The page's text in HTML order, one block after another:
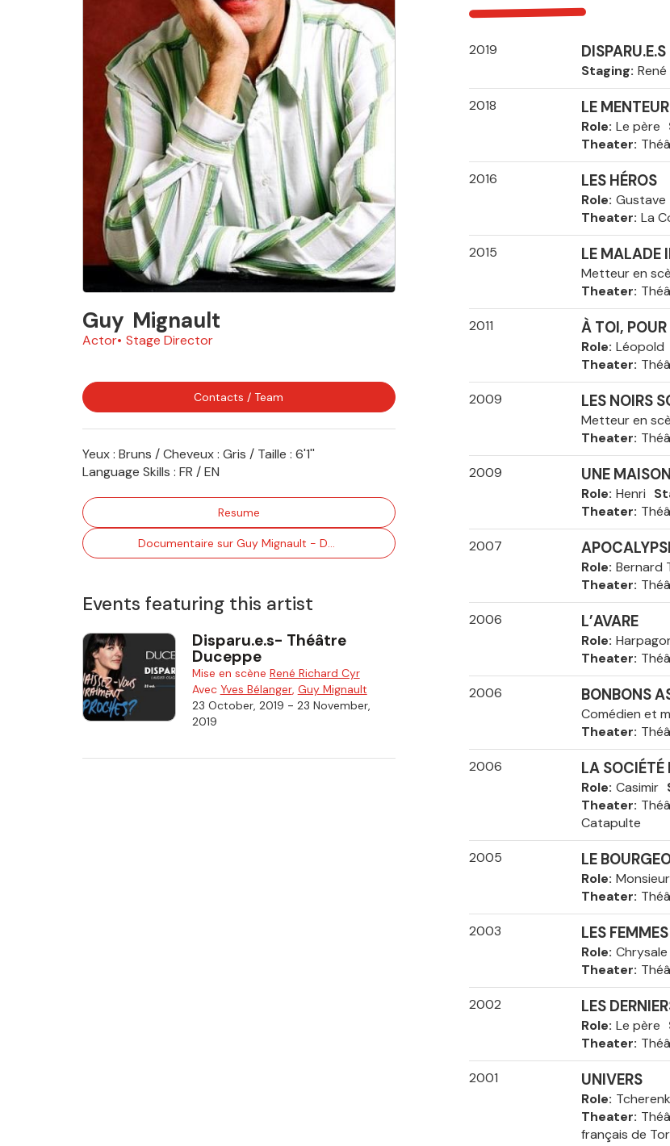
Guy Mignault
Actor Stage Director
Contacts / Team
Yeux : Bruns / Cheveux : Gris / Taille : 6'1''
Language Skills : FR / EN
Resume
Documentaire sur Guy Mignault - De Toronto à Montréal
Events featuring this artist
Disparu.e.s- Théâtre
Duceppe
Mise en scène René Richard Cyr
Avec Yves Bélanger, Guy Mignault
23 October, 2019 - 23 November,
2019
2019 DISPARU.E.S
Staging
2018 LE MENTEUR
Role Le père
Theater
2016 LES HÉROS
Role Gustave
Theater La
2015 LE MALADE
Metteur en
Theater
2011 À TOI,
Role Léopold
Theater
2009 LES NOIRS
Metteur en
Theater
2009 UNE
Role Henri
Theater
2007
Role Bernard
Theater
2006 L’AVARE
Role
Theater
2006 BONBONS
Comédien et
Theater
2006 LA SOCIÉTÉ
Role Casimir
Theater
Catapulte
2005 LE
Role
Theater
2003 LES
Role Chrysale
Theater
2002 LES
Role Le père
Theater
2001 UNIVERS
Role
Theater
français de